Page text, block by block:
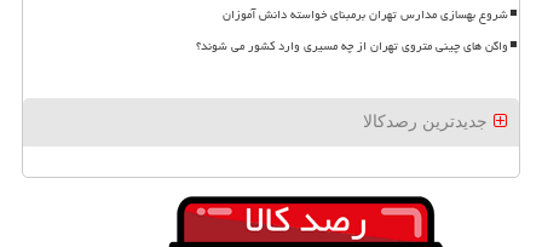
شروع بهسازی مدارس تهران برمبنای خواسته دانش آموزان
واگن های چینی متروی تهران از چه مسیری وارد کشور می شوند؟
جدیدترین رصدکالا